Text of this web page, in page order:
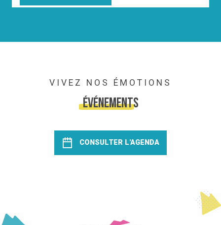
VIVEZ NOS ÉMOTIONS
Événements
CONSULTER L'AGENDA